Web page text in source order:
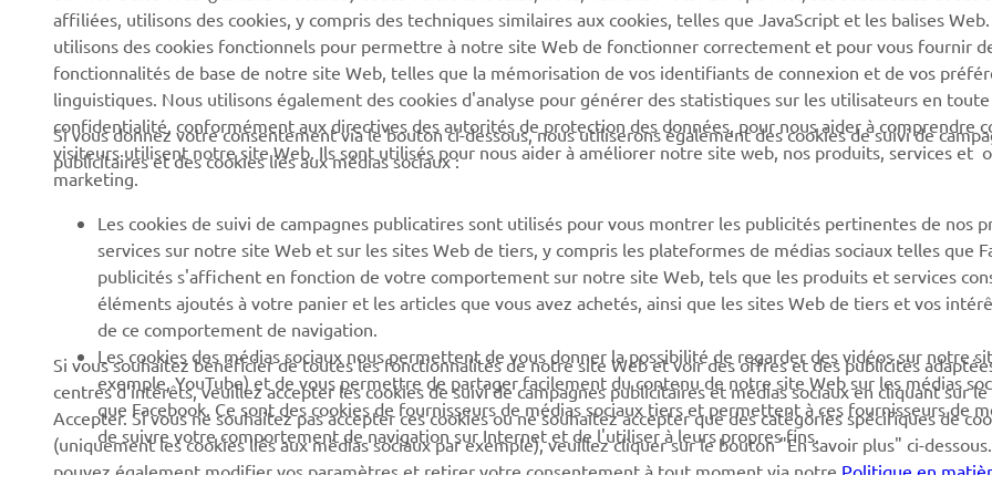
Brochures
Travailler chez Yamaha
Devenir concessionnaire
Yamaha « Revs Your Heart
» : Et votre cœur bat plus
Politique de durabilité de
Politique en matière de
droits humains
Canal d'alerte
Robotique
Systèmes pour VAE
Partenariats
Informations techniques
destinées aux revendeurs
Fiche de données de
sécurité Yamalube
Yamaha Motor Global (en)
Application mobiles
Catalogue de pièces
Information sur la gestion
des batteries usagées
affiliées, utilisons des cookies, y compris des techniques similaires aux cookies, telles que JavaScript et les balises
utilisons des cookies fonctionnels pour permettre à notre site Web de fonctionner correctement et pour vous fournir
fonctionnalités de base de notre site Web, telles que la mémorisation de vos identifiants de connexion et de vos
linguistiques. Nous utilisons également des cookies d'analyse pour générer des statistiques sur les utilisateurs en toute
confidentialité, conformément aux directives des autorités de protection des données, pour nous aider à comprendre
visiteurs utilisent notre site Web. Ils sont utilisés pour nous aider à améliorer notre site web, nos produits, services et
marketing.
Si vous donnez votre consentement via le bouton ci-dessous, nous utiliserons également des cookies de suivi de
publicitaires et des cookies liés aux médias sociaux :
Les cookies de suivi de campagnes publicatires sont utilisés pour vous montrer les publicités pertinentes de nos
services sur notre site Web et sur les sites Web de tiers, y compris les plateformes de médias sociaux telles que
publicités s'affichent en fonction de votre comportement sur notre site Web, tels que les produits et services
éléments ajoutés à votre panier et les articles que vous avez achetés, ainsi que les sites Web de tiers et vos
de ce comportement de navigation.
Les cookies des médias sociaux nous permettent de vous donner la possibilité de regarder des vidéos sur notre
exemple, YouTube) et de vous permettre de partager facilement du contenu de notre site Web sur les médias
que Facebook. Ce sont des cookies de fournisseurs de médias sociaux tiers et permettent à ces fournisseurs de
de suivre votre comportement de navigation sur Internet et de l'utiliser à leurs propres fins.
Si vous souhaitez bénéficier de toutes les fonctionnalités de notre site Web et voir des offres et des publicités
centres d'intérêts, veuillez accepter les cookies de suivi de campagnes publicitaires et médias sociaux en cliquant sur
Accepter. Si vous ne souhaitez pas accepter ces cookies ou ne souhaitez accepter que des catégories spécifiques de
(uniquement les cookies liés aux médias sociaux par exemple), veuillez cliquer sur le bouton "En savoir plus" ci-
pouvez également modifier vos paramètres et retirer votre consentement à tout moment via notre Politique en